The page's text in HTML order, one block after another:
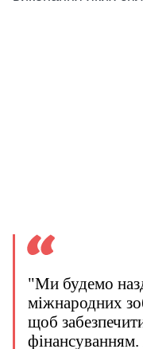
"Ми будемо
міжнародних
щоб